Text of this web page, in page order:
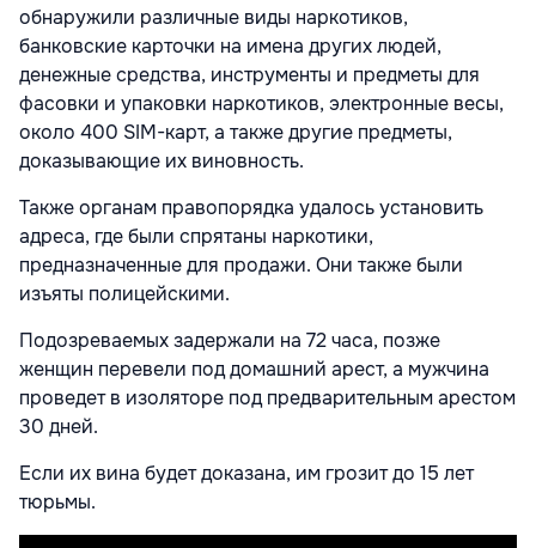
обнаружили различные виды наркотиков,
банковские карточки на имена других людей,
денежные средства, инструменты и предметы для
фасовки и упаковки наркотиков, электронные весы,
около 400 SIM-карт, а также другие предметы,
доказывающие их виновность.
Также органам правопорядка удалось установить
адреса, где были спрятаны наркотики,
предназначенные для продажи. Они также были
изъяты полицейскими.
Подозреваемых задержали на 72 часа, позже
женщин перевели под домашний арест, а мужчина
проведет в изоляторе под предварительным арестом
30 дней.
Если их вина будет доказана, им грозит до 15 лет
тюрьмы.